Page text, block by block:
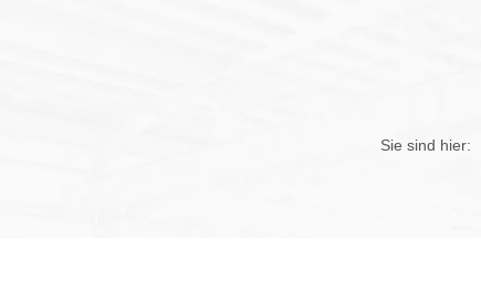
Sie sind hier: